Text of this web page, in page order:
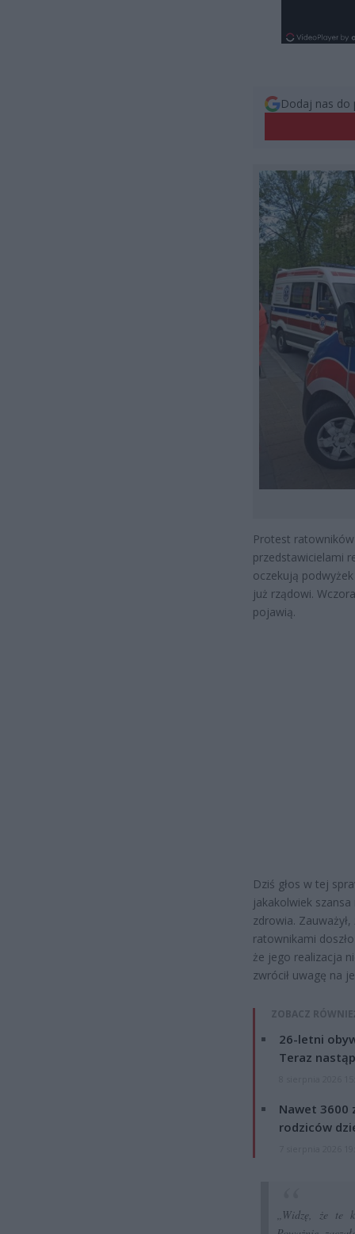
Dodaj nas do
Protest
przedstawicielami
oczekują
już rządowi.
pojawią.
Dziś głos w tej
jakakolwiek
zdrowia.
ratownikami
że jego realizacja
zwrócił uwagę na
ZOBACZ
26-letni
Teraz
Nawet 3600
rodziców
„Widzę, że te